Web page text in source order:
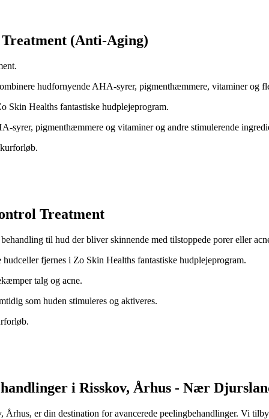
(Anti-Aging)
hudfornyende AHA-syrer, pigmenthæmmere, vitaminer og
Skin Healths fantastiske hudplejeprogram.
syrer, pigmenthæmmere og vitaminer og andre stimulerende
Treatment
til hud der bliver skinnende med tilstoppede porer eller
fjernes i Zo Skin Healths fantastiske hudplejeprogram.
talg og acne.
som huden stimuleres og aktiveres.
i Risskov, Århus - Nær
er din destination for avancerede peelingbehandlinger. Vi